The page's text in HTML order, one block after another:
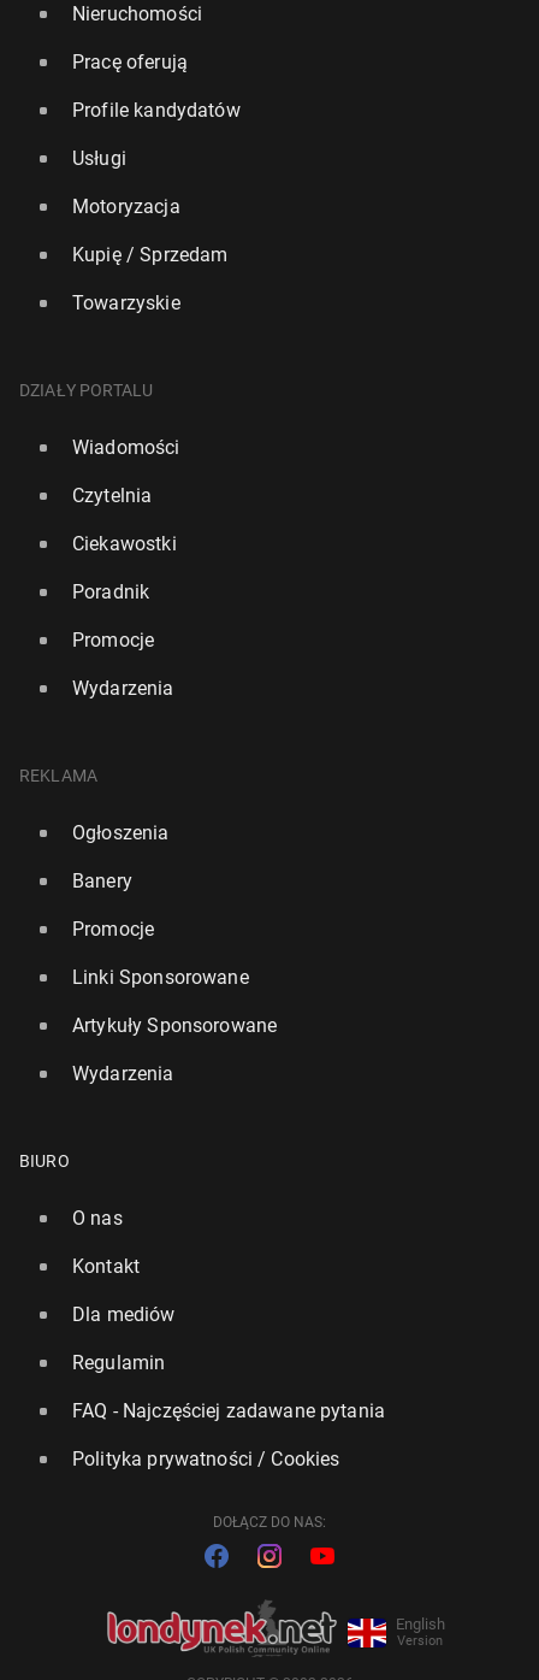
Nieruchomości
Pracę oferują
Profile kandydatów
Usługi
Motoryzacja
Kupię / Sprzedam
Towarzyskie
DZIAŁY PORTALU
Wiadomości
Czytelnia
Ciekawostki
Poradnik
Promocje
Wydarzenia
REKLAMA
Ogłoszenia
Banery
Promocje
Linki Sponsorowane
Artykuły Sponsorowane
Wydarzenia
BIURO
O nas
Kontakt
Dla mediów
Regulamin
FAQ - Najczęściej zadawane pytania
Polityka prywatności / Cookies
DOŁĄCZ DO NAS:
English
Version